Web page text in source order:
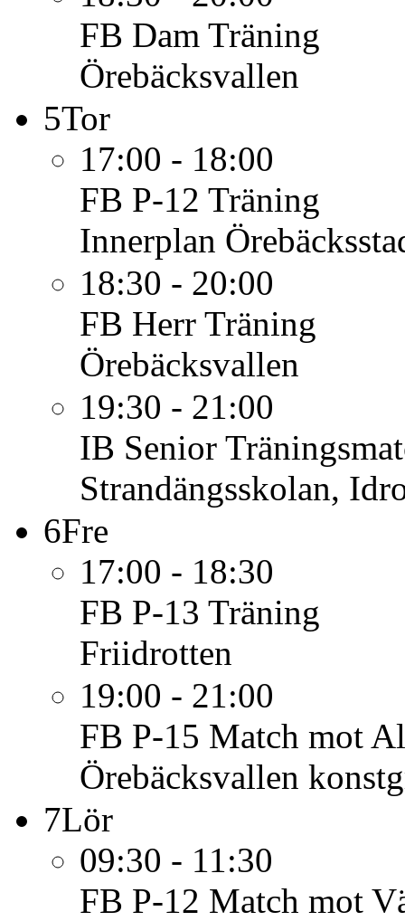
FB Dam Träning
Örebäcksvallen
5Tor
17:00 - 18:00
FB P-12 Träning
Innerplan
18:30 - 20:00
FB Herr Träning
Örebäcksvallen
19:30 - 21:00
IB Senior
Strandängsskolan,
6Fre
17:00 - 18:30
FB P-13 Träning
Friidrotten
19:00 - 21:00
FB P-15 Match mot
Örebäcksvallen
7Lör
09:30 - 11:30
FB P-12 Match mot